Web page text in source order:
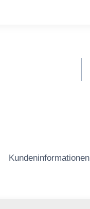
Kundeninformationen